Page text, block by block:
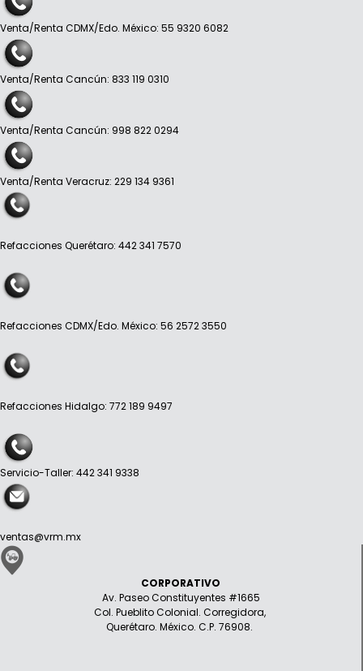
Venta/Renta CDMX/Edo. México: 55 9320 6082
Venta/Renta Cancún: 833 119 0310
Venta/Renta Cancún: 998 822 0294
Venta/Renta Veracruz: 229 134 9361
Refacciones Querétaro: 442 341 7570
Refacciones CDMX/Edo. México: 56 2572 3550
Refacciones Hidalgo: 772 189 9497
Servicio-Taller: 442 341 9338
ventas@vrm.mx
CORPORATIVO
Av. Paseo Constituyentes #1665
Col. Pueblito Colonial. Corregidora,
Querétaro. México. C.P. 76908.